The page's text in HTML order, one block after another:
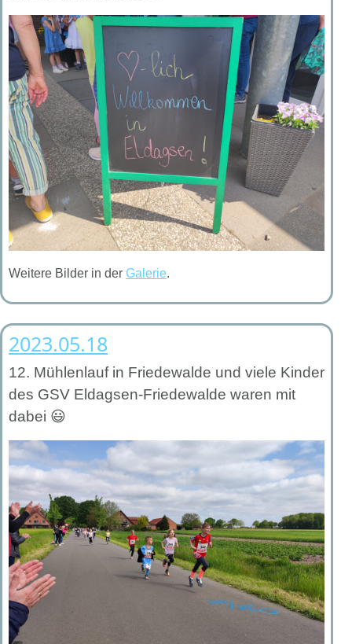
Weitere Bilder in der Galerie.
2023.05.18
12. Mühlenlauf in Friedewalde und viele Kinder
des GSV Eldagsen-Friedewalde waren mit
dabei 😃